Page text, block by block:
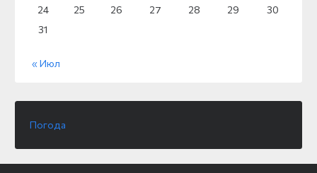
24
25 26 27 28 29
30
31
« Июл
Погода